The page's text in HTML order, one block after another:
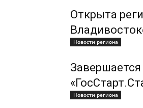
Открыта
Новости региона
Новости региона